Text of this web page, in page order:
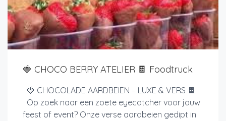
🍓 CHOCO BERRY ATELIER 🍫 Foodtruck
🍓 CHOCOLADE AARDBEIEN – LUXE & VERS 🍫
Op zoek naar een zoete eyecatcher voor jouw
feest of event? Onze verse aardbeien gedipt in